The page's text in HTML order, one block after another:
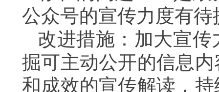
公众号的宣传力度有待
改进措施： 加大宣传
掘可主动公开的信息
和成效的宣传解读，